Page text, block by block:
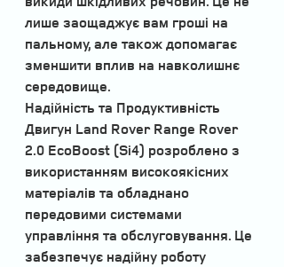
лише заощаджує вам гроші на
пальному, але також допомагає
зменшити вплив на навколишнє
середовище.
Надійність та Продуктивність
Двигун Land Rover Range Rover
2.0 EcoBoost (Si4) розроблено з
використанням високоякісних
матеріалів та обладнано
передовими системами
управління та обслуговування. Це
забезпечує надійну роботу